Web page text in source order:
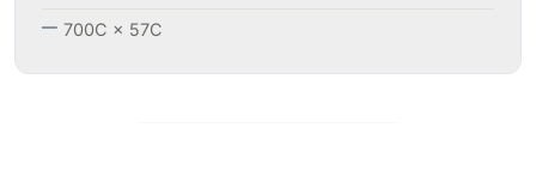
700C × 57C